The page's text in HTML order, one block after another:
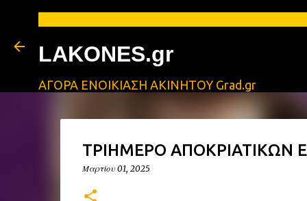
LAKONES.gr
ΑΓΟΡΑ ΕΝΟΙΚΙΑΣΗ ΑΚΙΝΗΤΟΥ Grad.gr
ΤΡΙΗΜΕΡΟ ΑΠΟΚΡΙΑΤΙΚΩΝ
Μαρτίου 01, 2025